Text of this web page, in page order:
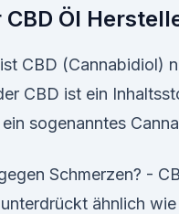
Öl
CBD (Cannabidiol)
CBD ist ein
sogenanntes
Schmerzen? -
ähnlich